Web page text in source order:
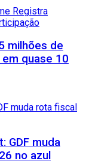
milhões de
quase 10
GDF muda
no azul